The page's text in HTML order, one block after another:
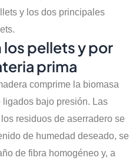
y los dos principales
pellets y por
prima
comprime la biomasa
bajo presión. Las
residuos de aserradero se
de humedad deseado, se
de fibra homogéneo y, a